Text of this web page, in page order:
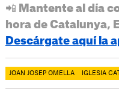
📲 Mantente al día
hora de Catalunya,
Descárgate aquí la
JOAN JOSEP OMELLA IGLESIA